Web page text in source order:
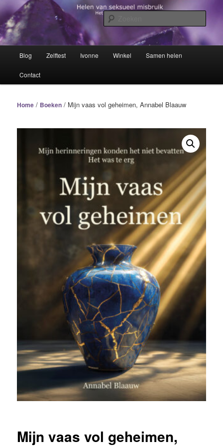
Spring
naar
de
primaire
inhoudHelen van seksueel misbruik
Het trauma voorbij!
Blog Zelftest Ivonne Winkel Samen helen
Contact
Home / Boeken / Mijn vaas vol geheimen, Annabel Blaauw
Mijn vaas vol geheimen,